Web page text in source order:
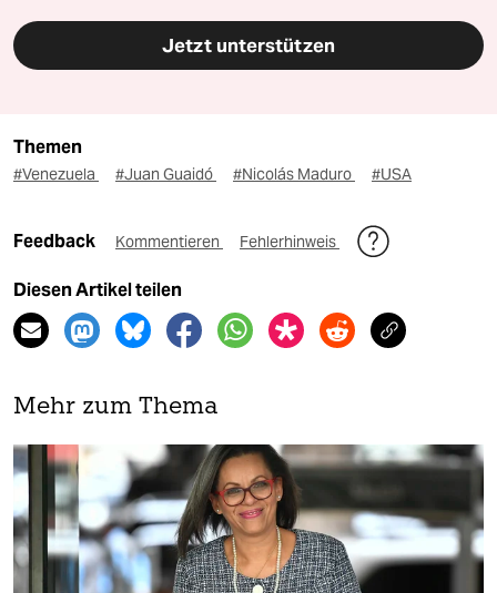
Jetzt unterstützen
Themen
#Venezuela #Juan Guaidó #Nicolás Maduro #USA
Feedback Kommentieren Fehlerhinweis
Diesen Artikel teilen
Mehr zum Thema